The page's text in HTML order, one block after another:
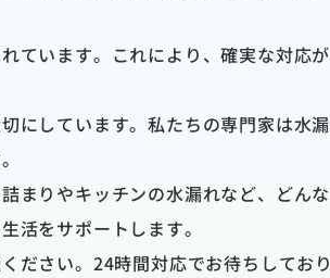
ています。これにより、確実な対応が
にしています。私たちの専門家は水漏
まりやキッチンの水漏れなど、どんな
活をサポートします。
ださい。24時間対応でお待ちしており